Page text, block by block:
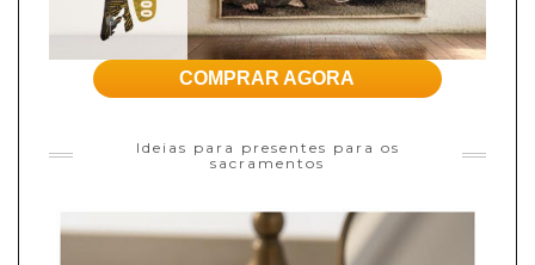
COMPRAR AGORA
Ideias para presentes para os
sacramentos